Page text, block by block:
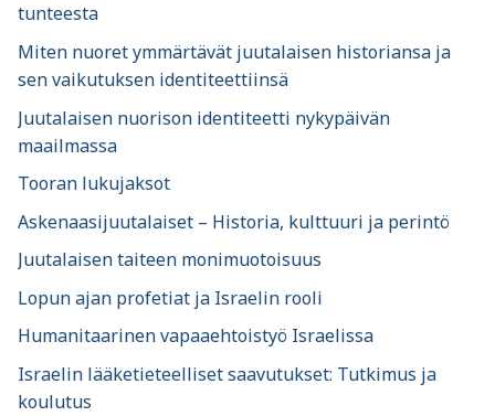
tunteesta
Miten nuoret ymmärtävät juutalaisen historiansa ja
sen vaikutuksen identiteettiinsä
Juutalaisen nuorison identiteetti nykypäivän
maailmassa
Tooran lukujaksot
Askenaasijuutalaiset – Historia, kulttuuri ja perintö
Juutalaisen taiteen monimuotoisuus
Lopun ajan profetiat ja Israelin rooli
Humanitaarinen vapaaehtoistyö Israelissa
Israelin lääketieteelliset saavutukset: Tutkimus ja
koulutus